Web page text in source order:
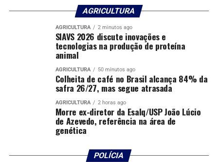
Duas pessoas são mortas e seis feridas em ataque a
assentamento do MST
AGRICULTURA
AGRICULTURA 2 minutos ago
SIAVS 2026 discute inovações e
tecnologias na produção de proteína
animal
AGRICULTURA 50 minutos ago
Colheita de café no Brasil alcança 84% da
safra 26/27, mas segue atrasada
AGRICULTURA 2 horas ago
Morre ex-diretor da Esalq/USP João Lúcio
de Azevedo, referência na área de
genética
POLÍCIA